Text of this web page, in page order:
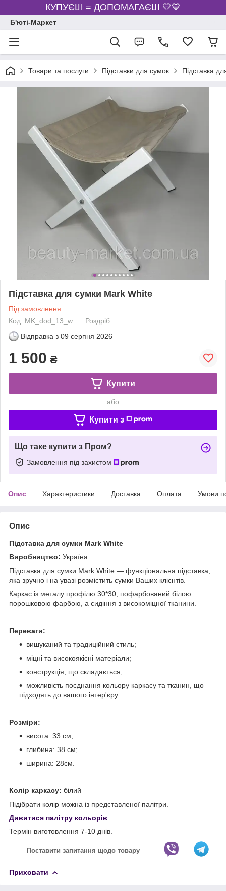
КУПУЄШ = ДОПОМАГАЄШ 💛💙
Б'юті-Маркет
Товари та послуги Підставки для сумок Підставка
Підставка для сумки Mark White
Під замовлення
Код: MK_dod_13_w
Роздріб
Відправка з 09 серпня 2026
1 500 ₴
Купити
або
Купити з
Що таке купити з Пром?
Замовлення під захистом
Опис Характеристики Доставка Оплата Умови
Опис
Підставка для сумки Mark White
Виробництво: Україна
Підставка для сумки Mark White — функціональна підставка,
яка зручно і на увазі розмістить сумки Ваших клієнтів.
Каркас із металу профілю 30*30, пофарбований білою
порошковою фарбою, а сидіння з високоміцної тканини.
Переваги:
вишуканий та традиційний стиль;
міцні та високоякісні матеріали;
конструкція, що складається;
можливість поєднання кольору каркасу та тканин, що
підходять до вашого інтер'єру.
Розміри:
висота: 33 см;
глибина: 38 см;
ширина: 28см.
Колір каркасу: білий
Підібрати колір можна із представленої палітри.
Дивитися палітру кольорів
Термін виготовлення 7-10 днів.
Поставити запитання щодо товару
Приховати